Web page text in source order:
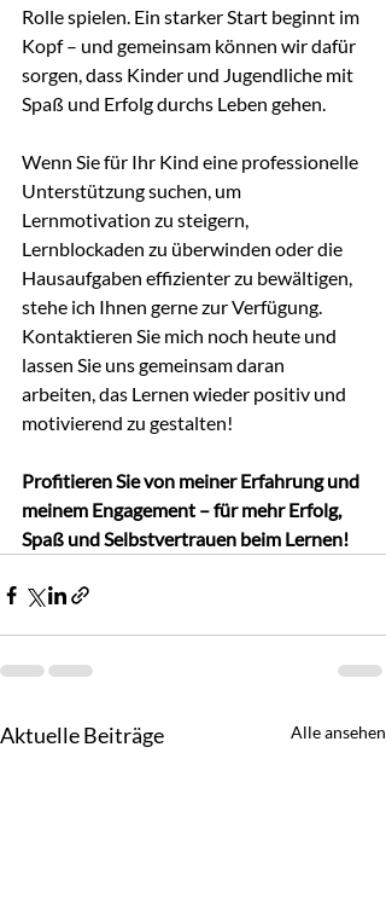
Rolle spielen. Ein starker Start beginnt im
Kopf – und gemeinsam können wir dafür
sorgen, dass Kinder und Jugendliche mit
Spaß und Erfolg durchs Leben gehen.
Wenn Sie für Ihr Kind eine professionelle
Unterstützung suchen, um
Lernmotivation zu steigern,
Lernblockaden zu überwinden oder die
Hausaufgaben effizienter zu bewältigen,
stehe ich Ihnen gerne zur Verfügung.
Kontaktieren Sie mich noch heute und
lassen Sie uns gemeinsam daran
arbeiten, das Lernen wieder positiv und
motivierend zu gestalten!
Profitieren Sie von meiner Erfahrung und
meinem Engagement – für mehr Erfolg,
Spaß und Selbstvertrauen beim Lernen!
Aktuelle Beiträge Alle ansehen